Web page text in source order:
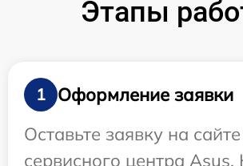
Этапы
1
Оформление заявки
Оставьте заявку на сайте
сервисного центра